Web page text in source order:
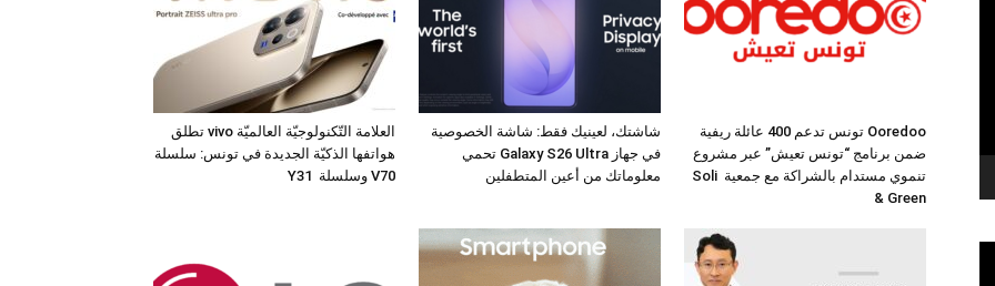
العلامة التّكنولوجيّة العالميّة vivo تطلق
هواتفها الذكيّة الجديدة في تونس: سلسلة
V70 وسلسلة Y31
شاشتك، لعينيك فقط: شاشة الخصوصية
في جهاز Galaxy S26 Ultra تحمي
معلوماتك من أعين المتطفلين
Ooredoo تونس تدعم 400 عائلة ريفية
ضمن برنامج “تونس تعيش” عبر مشروع
تنموي مستدام بالشراكة مع جمعية Soli
& Green